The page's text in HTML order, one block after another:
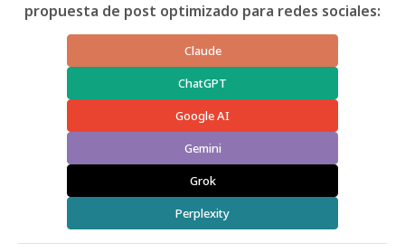
propuesta de post optimizado para redes sociales:
Claude
ChatGPT
Google AI
Gemini
Grok
Perplexity